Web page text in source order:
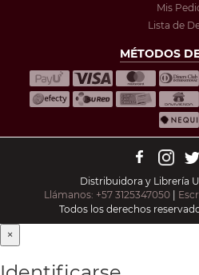
Mis
Lista de
MÉTODOS
Distribuidora y Librería
Llámanos: +57 3125347050 |
Todos los derechos
×